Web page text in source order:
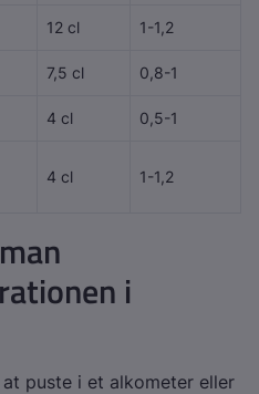
12 cl 1-1,2
7,5 cl 0,8-1
4 cl 0,5-1
4 cl 1-1,2
i
puste i et alkometer eller